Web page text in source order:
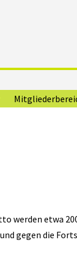
werden etwa
gegen die